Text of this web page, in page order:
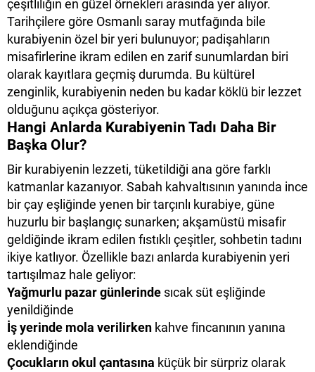
çeşitliliğin en güzel örnekleri arasında yer alıyor.
Tarihçilere göre Osmanlı saray mutfağında bile
kurabiyenin özel bir yeri bulunuyor; padişahların
misafirlerine ikram edilen en zarif sunumlardan biri
olarak kayıtlara geçmiş durumda. Bu kültürel
zenginlik, kurabiyenin neden bu kadar köklü bir lezzet
olduğunu açıkça gösteriyor.
Hangi Anlarda Kurabiyenin Tadı Daha Bir
Başka Olur?
Bir kurabiyenin lezzeti, tüketildiği ana göre farklı
katmanlar kazanıyor. Sabah kahvaltısının yanında ince
bir çay eşliğinde yenen bir tarçınlı kurabiye, güne
huzurlu bir başlangıç sunarken; akşamüstü misafir
geldiğinde ikram edilen fıstıklı çeşitler, sohbetin tadını
ikiye katlıyor. Özellikle bazı anlarda kurabiyenin yeri
tartışılmaz hale geliyor:
Yağmurlu pazar günlerinde sıcak süt eşliğinde
yenildiğinde
İş yerinde mola verilirken kahve fincanının yanına
eklendiğinde
Çocukların okul çantasına küçük bir sürpriz olarak